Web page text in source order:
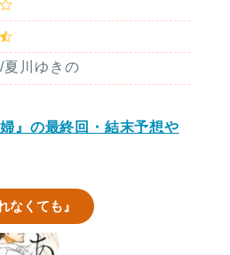
川ゆきの
』の最終回・結末予想や
なくても』